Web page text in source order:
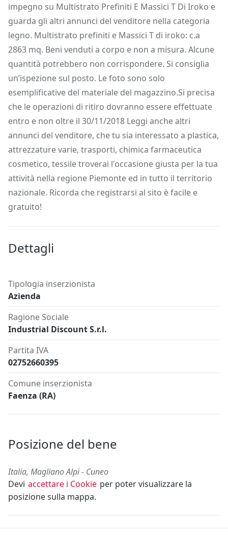
impegno su Multistrato Prefiniti E Massici T Di Iroko e
guarda gli altri annunci del venditore nella categoria
legno. Multistrato prefiniti e Massici T di iroko: c.a
2863 mq. Beni venduti a corpo e non a misura. Alcune
quantità potrebbero non corrispondere. Si consiglia
un’ispezione sul posto. Le foto sono solo
esemplificative del materiale del magazzino.Si precisa
che le operazioni di ritiro dovranno essere effettuate
entro e non oltre il 30/11/2018 Leggi anche altri
annunci del venditore, che tu sia interessato a plastica,
attrezzature varie, trasporti, chimica farmaceutica
cosmetico, tessile troverai l'occasione giusta per la tua
attività nella regione Piemonte ed in tutto il territorio
nazionale. Ricorda che registrarsi al sito è facile e
gratuito!
Dettagli
Tipologia inserzionista
Azienda
Ragione Sociale
Industrial Discount S.r.l.
Partita IVA
02752660395
Comune inserzionista
Faenza (RA)
Posizione del bene
Italia, Magliano Alpi - Cuneo
Devi accettare i Cookie per poter visualizzare la
posizione sulla mappa.